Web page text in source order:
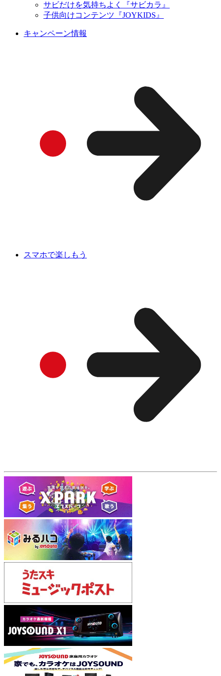
サビだけを気持ちよく『サビカラ』
子供向けコンテンツ『JOYKIDS』
キャンペーン情報
スマホで楽しもう